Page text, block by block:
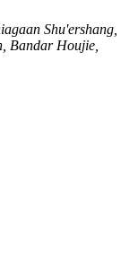
Shu'ershang,
Bandar Houjie,